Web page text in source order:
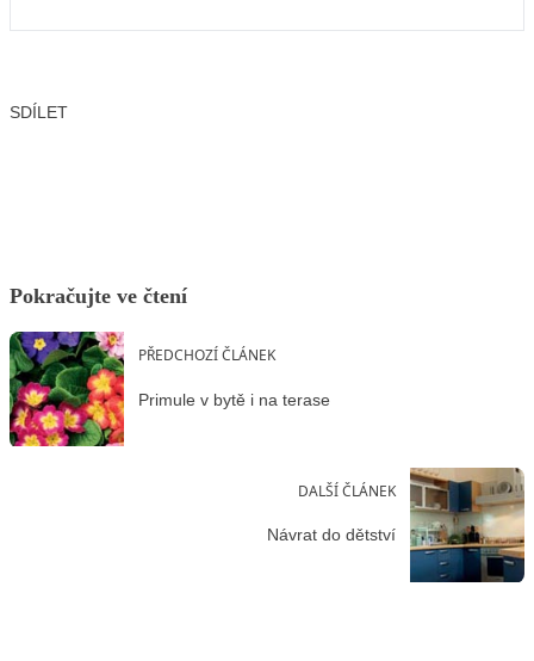
SDÍLET
Pokračujte ve čtení
PŘEDCHOZÍ ČLÁNEK
Primule v bytě i na terase
DALŠÍ ČLÁNEK
Návrat do dětství